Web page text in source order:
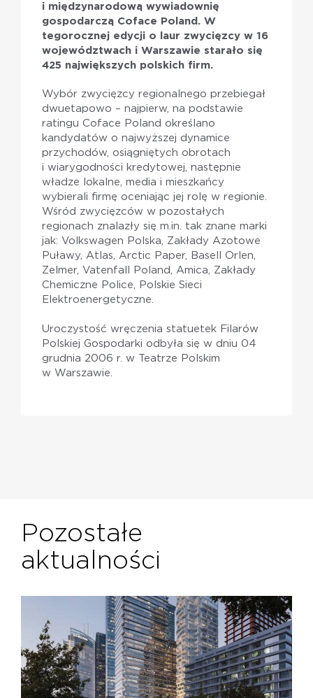
i międzynarodową wywiadownię
gospodarczą Coface Poland. W
tegorocznej edycji o laur zwycięzcy w 16
województwach i Warszawie starało się
425 największych polskich firm.
Wybór zwycięzcy regionalnego przebiegał
dwuetapowo – najpierw, na podstawie
ratingu Coface Poland określano
kandydatów o najwyższej dynamice
przychodów, osiągniętych obrotach
i wiarygodności kredytowej, następnie
władze lokalne, media i mieszkańcy
wybierali firmę oceniając jej rolę w regionie.
Wśród zwycięzców w pozostałych
regionach znalazły się m.in. tak znane marki
jak: Volkswagen Polska, Zakłady Azotowe
Puławy, Atlas, Arctic Paper, Basell Orlen,
Zelmer, Vatenfall Poland, Amica, Zakłady
Chemiczne Police, Polskie Sieci
Elektroenergetyczne.
Uroczystość wręczenia statuetek Filarów
Polskiej Gospodarki odbyła się w dniu 04
grudnia 2006 r. w Teatrze Polskim
w Warszawie.
Pozostałe
aktualności